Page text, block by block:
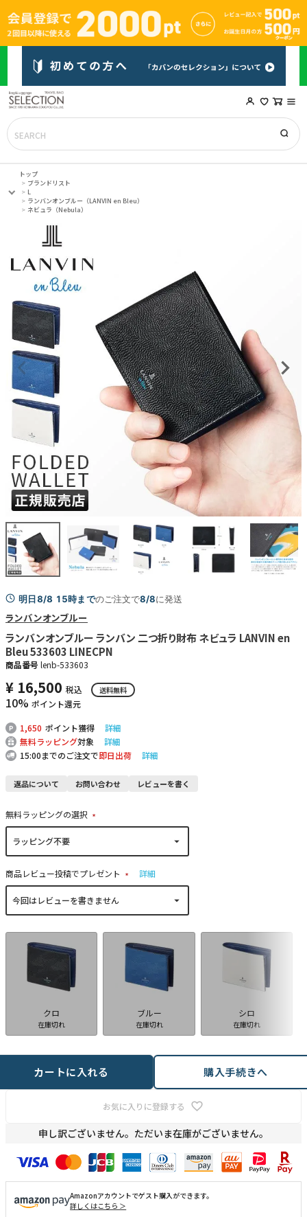
トップ
ブランドリスト
L
ランバンオンブルー（LANVIN en Bleu）
ネビュラ（Nebula）
明日8/8 15時までのご注文で8/8に発送
ランバンオンブルー
ランバンオンブルー ランバン 二つ折り財布 ネビュラ LANVIN en
Bleu 533603 LINECPN
商品番号 lenb-533603
¥ 16,500 税込 送料無料
10% ポイント還元
1,650 ポイント獲得
詳細
無料ラッピング対象
詳細
15:00までのご注文で即日出荷 詳細
返品について お問い合わせ レビューを書く
無料ラッピングの選択
(
商品レビュー投稿でプレゼント
(
詳細
クロ
在庫切れ
ブルー
在庫切れ
シロ
在庫切れ
お気に入りに登録する
カートに入れる 購入手続きへ
申し訳ございません。ただいま在庫がございません。
Amazonアカウントでゲスト購入ができます。
詳しくはこちら ＞